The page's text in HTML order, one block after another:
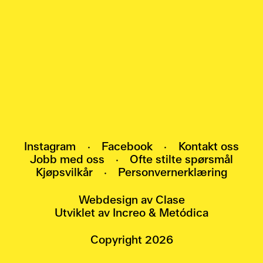
Instagram · Facebook ·
Kontakt oss
Jobb med oss
·
Ofte stilte spørsmål
Kjøpsvilkår
·
Personvernerklæring
Webdesign av Clase
Utviklet av Increo & Metódica
Copyright 2026